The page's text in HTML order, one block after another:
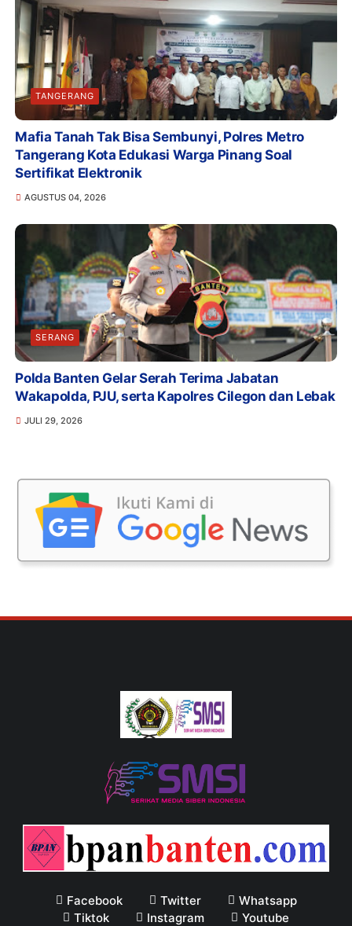
TANGERANG
Mafia Tanah Tak Bisa Sembunyi, Polres Metro
Tangerang Kota Edukasi Warga Pinang Soal
Sertifikat Elektronik
AGUSTUS 04, 2026
SERANG
Polda Banten Gelar Serah Terima Jabatan
Wakapolda, PJU, serta Kapolres Cilegon dan Lebak
JULI 29, 2026
Facebook Twitter
Whatsapp
Tiktok
Instagram Youtube